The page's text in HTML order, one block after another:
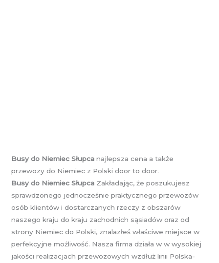
Busy do Niemiec Słupca najlepsza cena a także
przewozy do Niemiec z Polski door to door.
Busy do Niemiec Słupca Zakładając, że poszukujesz
sprawdzonego jednocześnie praktycznego przewozów
osób klientów i dostarczanych rzeczy z obszarów
naszego kraju do kraju zachodnich sąsiadów oraz od
strony Niemiec do Polski, znalazłeś właściwe miejsce w
perfekcyjne możliwość. Nasza firma działa w w wysokiej
jakości realizacjach przewozowych wzdłuż linii Polska-